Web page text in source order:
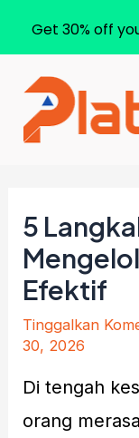
konten
5
Efektif
Tinggalkan
30, 2026
Di tengah
orang
Get 30% off